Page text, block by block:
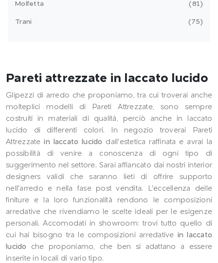
Molfetta 81
Trani 75
Pareti attrezzate in laccato lucido
Glipezzi di arredo che proponiamo, tra cui troverai anche
molteplici modelli di Pareti Attrezzate, sono sempre
costruiti in materiali di qualità, perciò anche in laccato
lucido di differenti colori. In negozio troverai Pareti
Attrezzatein laccato lucido dall'estetica raffinata e avrai la
possibilità di venire a conoscenza di ogni tipo di
suggerimento nel settore. Sarai affiancato dai nostri interior
designers validi che saranno lieti di offrire supporto
nell'arredo e nella fase post vendita. L'eccellenza delle
finiture e la loro funzionalità rendono le composizioni
arredative che rivendiamo le scelte ideali per le esigenze
personali. Accomodati in showroom: trovi tutto quello di
cui hai bisogno tra le composizioni arredative in laccato
lucido che proponiamo, che ben si adattano a essere
inserite in locali di vario tipo.